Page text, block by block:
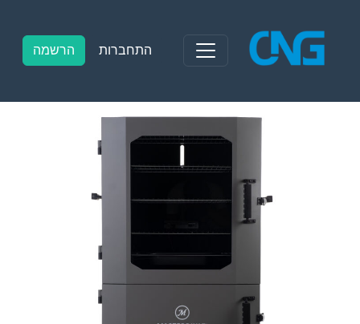
content
התחברות הרשמה